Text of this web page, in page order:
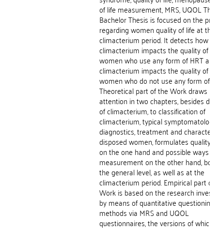
of life measurement, MRS, UQOL The
Bachelor Thesis is focused on the
regarding women quality of life at the
climacterium period. It detects how
climacterium impacts the quality of
women who use any form of HRT
climacterium impacts the quality of
women who do not use any form of
Theoretical part of the Work draws
attention in two chapters, besides
of climacterium, to classification of
climacterium, typical symptomatology,
diagnostics, treatment and
disposed women, formulates quality
on the one hand and possible ways
measurement on the other hand,
the general level, as well as at the
climacterium period. Empirical part
Work is based on the research
by means of quantitative questioning
methods via MRS and UQOL
questionnaires, the versions of which...